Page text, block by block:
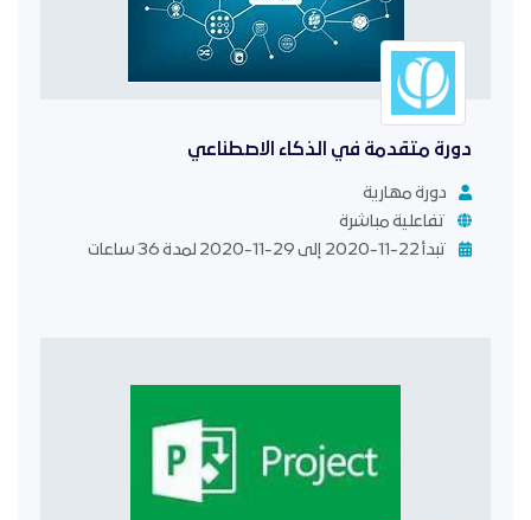
دورة متقدمة في الذكاء الاصطناعي
دورة مهارية
تفاعلية مباشرة
تبدأ 22-11-2020 إلى 29-11-2020 لمدة 36 ساعات